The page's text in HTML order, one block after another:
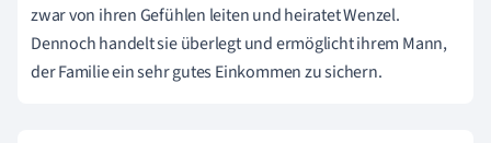
zwar von ihren Gefühlen leiten und heiratet Wenzel.
Dennoch handelt sie überlegt und ermöglicht ihrem Mann,
der Familie ein sehr gutes Einkommen zu sichern.